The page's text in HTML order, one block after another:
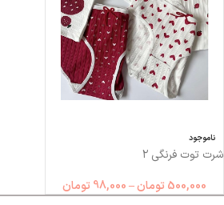
ناموجود
شرت توت فرنگی ۲
500,000 تومان–
98,000 تومان